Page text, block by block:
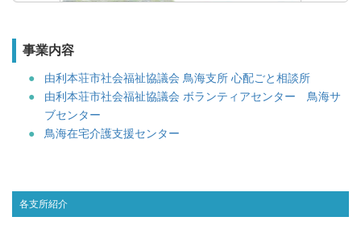
画像をクリックすると「鳥海支所だより№１
５５」がご覧いただけます。
事業内容
由利本荘市社会福祉協議会 鳥海支所 心配ごと相談所
由利本荘市社会福祉協議会 ボランティアセンター 鳥海サ
ブセンター
鳥海在宅介護支援センター
各支所紹介